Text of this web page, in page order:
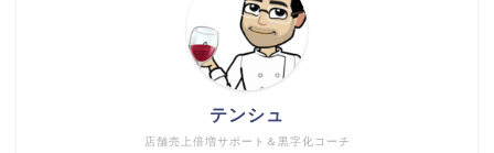
店舗売上倍増サポート＆黒字化コーチ
テンシュ